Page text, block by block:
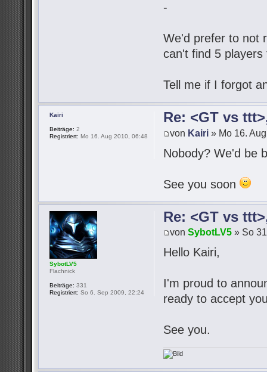
-
We'd prefer to not
can't find 5
Tell me if I forgot
Re: <GT vs
von Kairi » Mo 16.
Nobody? We'd be
See you soon
Kairi
Beiträge: 2
Registriert: Mo 16. Aug 2010, 06:48
Re: <GT vs
vonSybotLV5 » So
Hello Kairi,
I'm proud to
ready to accept
See you.
SybotLV5
Flachnick
Beiträge: 331
Registriert: So 6. Sep 2009, 22:24